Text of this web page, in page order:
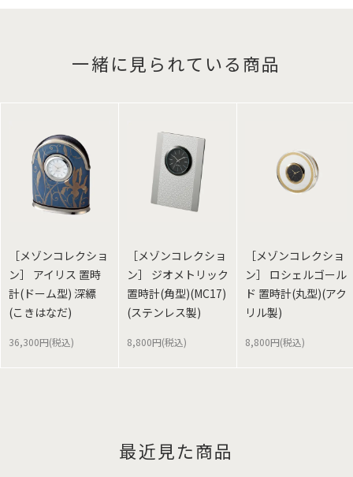
一緒に見られている商品
［メゾンコレクショ
ン］ アイリス 置時
計(ドーム型) 深縹
(こきはなだ)
36,300円(税込)
［メゾンコレクショ
ン］ ジオメトリック
置時計(角型)(MC17)
(ステンレス製)
8,800円(税込)
［メゾンコレクショ
ン］ ロシェルゴール
ド 置時計(丸型)(アク
リル製)
8,800円(税込)
最近見た商品